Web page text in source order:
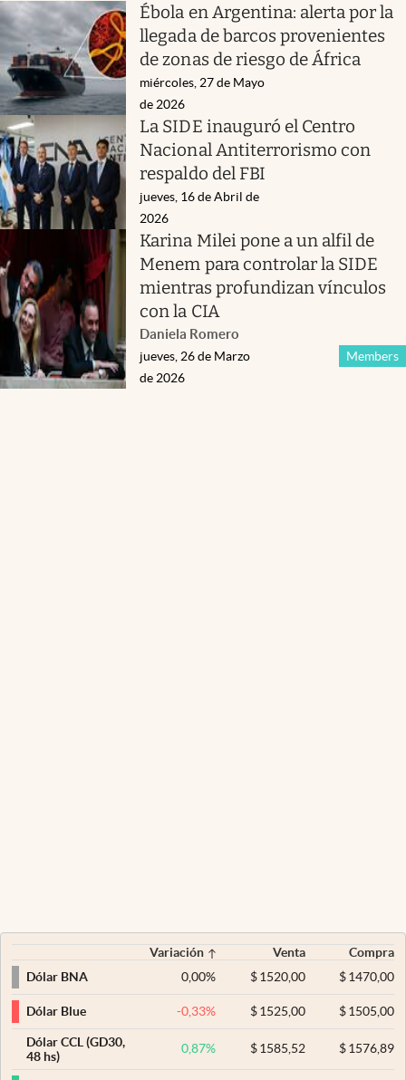
Ébola en Argentina: alerta por la
llegada de barcos provenientes
de zonas de riesgo de África
miércoles, 27 de Mayo
de 2026
La SIDE inauguró el Centro
Nacional Antiterrorismo con
respaldo del FBI
jueves, 16 de Abril de
2026
Karina Milei pone a un alfil de
Menem para controlar la SIDE
mientras profundizan vínculos
con la CIA
Daniela Romero
Members
jueves, 26 de Marzo
de 2026
Variación Venta
Compra
Dólar BNA
0,00% $ 1520,00 $1470,00
Dólar Blue -0,33% $ 1525,00 $1505,00
Dólar CCL (GD30,
48 hs)
0,87% $ 1585,52 $1576,89